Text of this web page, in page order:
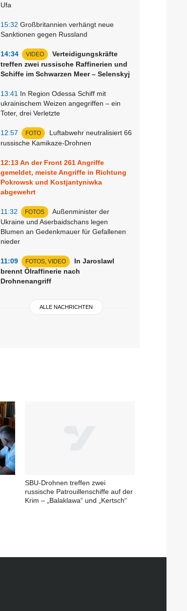
Ufa
15:32 Großbritannien verhängt neue
Sanktionen gegen Russland
14:34 VIDEO
Verteidigungskräfte
treffen zwei russische Raffinerien und
Schiffe im Schwarzen Meer – Selenskyj
13:41 In Region Odessa Schiff mit
ukrainischem Weizen angegriffen – ein
Toter, drei Verletzte
12:57 FOTO
Luftabwehr neutralisiert 66
russische Kamikaze-Drohnen
12:13An der Front 261 Angriffe
gemeldet, meiste Angriffe in Richtung
Pokrowsk und Kostjantyniwka
abgewehrt
11:32 FOTOS
Außenminister der
Ukraine und Aserbaidschans legen
Blumen an Gedenkmauer für Gefallenen
nieder
11:09 FOTOS, VIDEO
In Jaroslawl
brennt Ölraffinerie nach
Drohnenangriff
ALLE NACHRICHTEN
SBU-Drohnen treffen zwei
russische Patrouillenschiffe auf der
Krim – „Balaklawa“ und „Kertsch“